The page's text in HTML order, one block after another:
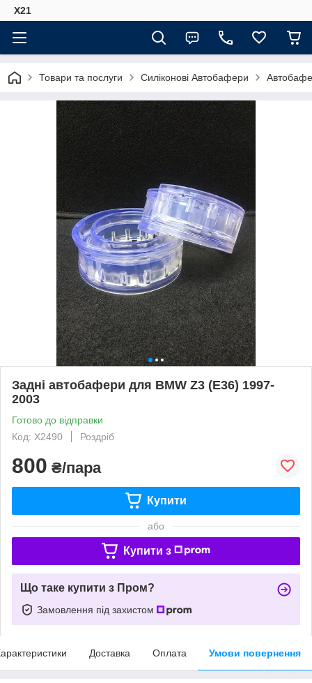
Х21
Товари та послуги Силіконові Автобафери
Задні автобафери для BMW Z3 (E36) 1997-
2003
Готово до відправки
Код: X2490
Роздріб
800 ₴/пара
Купити
або
Купити з
Що таке купити з Пром?
Замовлення під захистом
Доставка Оплата Умови повернення